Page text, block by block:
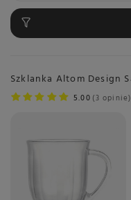
Szklanka Altom Design
5.00 3 opinie